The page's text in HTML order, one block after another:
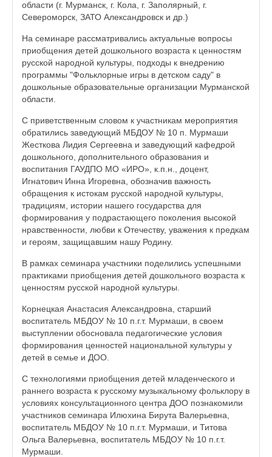
области (г. Мурманск, г. Кола, г. Заполярный, г.
Североморск, ЗАТО Александровск и др.)
На семинаре рассматривались актуальные вопросы
приобщения детей дошкольного возраста к ценностям
русской народной культуры, подходы к внедрению
программы "Фольклорные игры в детском саду" в
дошкольные образовательные организации Мурманской
области.
С приветственным словом к участникам мероприятия
обратились заведующий МБДОУ № 10 п. Мурмаши
Жесткова Лидия Сергеевна и заведующий кафедрой
дошкольного, дополнительного образования и
воспитания ГАУДПО МО «ИРО», к.п.н., доцент,
Игнатович Инна Игоревна, обозначив важность
обращения к истокам русской народной культуры,
традициям, истории нашего государства для
формирования у подрастающего поколения высокой
нравственности, любви к Отечеству, уважения к предкам
и героям, защищавшим нашу Родину.
В рамках семинара участники поделились успешными
практиками приобщения детей дошкольного возраста к
ценностям русской народной культуры.
Корнецкая Анастасия Александровна, старший
воспитатель МБДОУ № 10 п.г.т. Мурмаши, в своем
выступлении обосновала педагогические условия
формирования ценностей национальной культуры у
детей в семье и ДОО.
С технологиями приобщения детей младенческого и
раннего возраста к русскому музыкальному фольклору в
условиях консультационного центра ДОО познакомили
участников семинара Илюхина Бирута Валерьевна,
воспитатель МБДОУ № 10 п.г.т. Мурмаши, и Титова
Ольга Валерьевна, воспитатель МБДОУ № 10 п.г.т.
Мурмаши.